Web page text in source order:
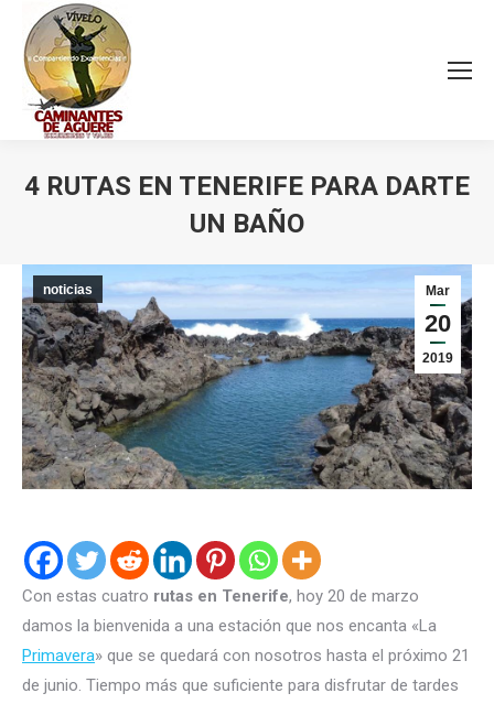
4 RUTAS EN TENERIFE PARA DARTE
UN BAÑO
Mar
20
2019
noticias
Con estas cuatro rutas en Tenerife, hoy 20 de marzo
damos la bienvenida a una estación que nos encanta «La
Primavera» que se quedará con nosotros hasta el próximo 21
de junio. Tiempo más que suficiente para disfrutar de tardes